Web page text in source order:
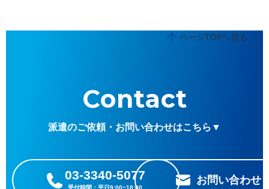
ページTOPへ戻る
Contact
派遣のご依頼・お問い合わせはこちら▼
03-3340-5077 お問い合わせ